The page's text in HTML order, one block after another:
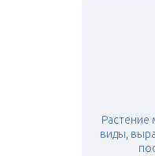
Растение
виды,